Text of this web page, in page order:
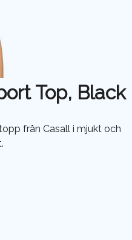
Top, Black
från Casall i mjukt och